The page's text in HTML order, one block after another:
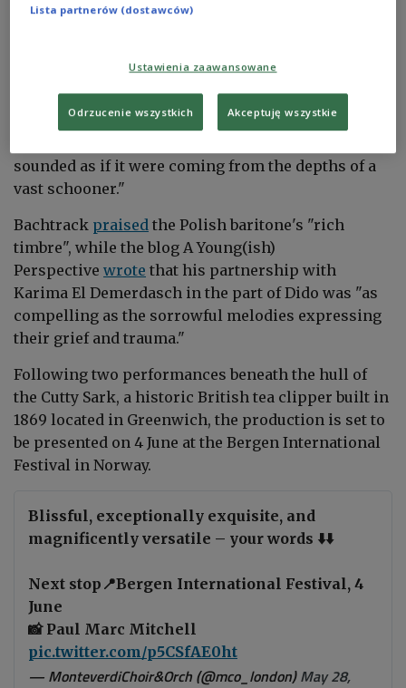
In its review, Britain's The Guardian praised
properly baritonal Aeneas, a worthy lover and
sounded as if it were coming from the depths of a
vast schooner."
Bachtrack praised the Polish baritone's "rich
timbre", while the blog A Young(ish)
Perspective wrote that his partnership with
Karima El Demerdasch in the part of Dido was "as
compelling as the sorrowful melodies expressing
their grief and trauma."
Following two performances beneath the hull of
the Cutty Sark, a historic British tea clipper built in
1869 located in Greenwich, the production is set to
be presented on 4 June at the Bergen International
Festival in Norway.
Blissful, exceptionally exquisite, and
magnificently versatile – your words ⬇️⬇️
Next stop📍Bergen International Festival, 4
June
📸 Paul Marc Mitchell
pic.twitter.com/p5CSfAE0ht
— MonteverdiChoir&Orch (@mco_london)May 28,
Lista partnerów (dostawców)
Ustawienia zaawansowane
Odrzucenie wszystkich Akceptuję wszystkie